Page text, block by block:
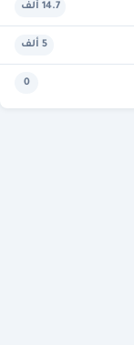
14.7 ألف
5 ألف
0